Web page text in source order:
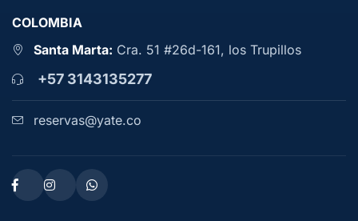
COLOMBIA
Santa Marta: Cra. 51 #26d-161, los Trupillos
+57 3143135277
reservas@yate.co